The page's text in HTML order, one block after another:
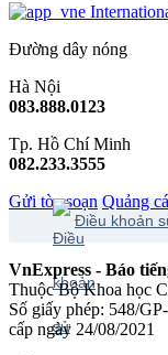
Đường dây nóng
Hà Nội
083.888.0123
Tp. Hồ Chí Minh
082.233.3555
Gửi tòa soạn Quảng
Điều khoản
VnExpress - Báo
Thuộc Bộ Khoa học
Số giấy phép: 548/
cấp ngày 24/08/2021